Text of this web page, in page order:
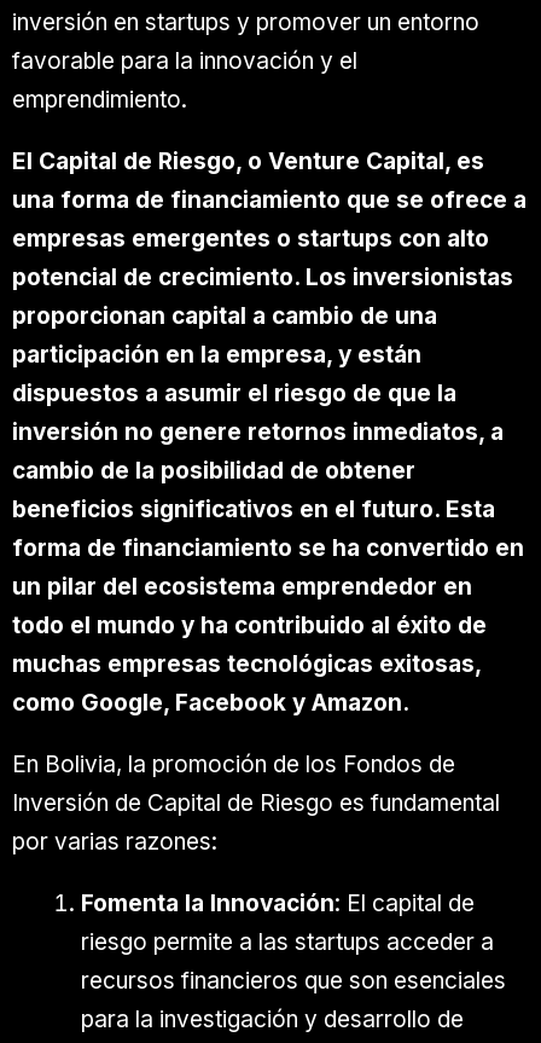
inversión en startups y promover un entorno
favorable para la innovación y el
emprendimiento.
El Capital de Riesgo, o Venture Capital, es
una forma de financiamiento que se ofrece a
empresas emergentes o startups con alto
potencial de crecimiento. Los inversionistas
proporcionan capital a cambio de una
participación en la empresa, y están
dispuestos a asumir el riesgo de que la
inversión no genere retornos inmediatos, a
cambio de la posibilidad de obtener
beneficios significativos en el futuro. Esta
forma de financiamiento se ha convertido en
un pilar del ecosistema emprendedor en
todo el mundo y ha contribuido al éxito de
muchas empresas tecnológicas exitosas,
como Google, Facebook y Amazon.
En Bolivia, la promoción de los Fondos de
Inversión de Capital de Riesgo es fundamental
por varias razones:
Fomenta la Innovación: El capital de
riesgo permite a las startups acceder a
recursos financieros que son esenciales
para la investigación y desarrollo de